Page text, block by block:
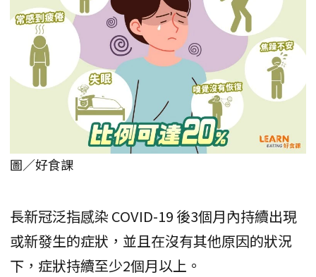
圖／好食課
長新冠泛指感染 COVID-19 後3個月內持續出現
或新發生的症狀，並且在沒有其他原因的狀況
下，症狀持續至少2個月以上。